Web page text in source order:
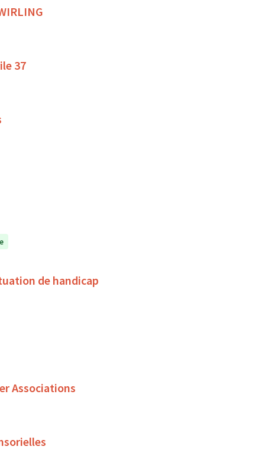
37
de handicap
Associations